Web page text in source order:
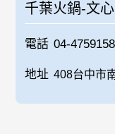
千葉火鍋-文
電話 04-4759158
地址 408台中市